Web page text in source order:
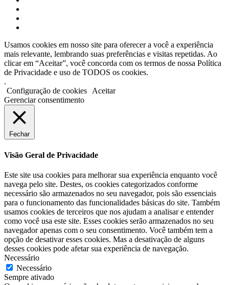
Usamos cookies em nosso site para oferecer a você a experiência
mais relevante, lembrando suas preferências e visitas repetidas. Ao
clicar em “Aceitar”, você concorda com os termos de nossa Política
de Privacidade e uso de TODOS os cookies.
.
Configuração de cookies
Aceitar
Gerenciar consentimento
Fechar
Visão Geral de Privacidade
Este site usa cookies para melhorar sua experiência enquanto você
navega pelo site. Destes, os cookies categorizados conforme
necessário são armazenados no seu navegador, pois são essenciais
para o funcionamento das funcionalidades básicas do site. Também
usamos cookies de terceiros que nos ajudam a analisar e entender
como você usa este site. Esses cookies serão armazenados no seu
navegador apenas com o seu consentimento. Você também tem a
opção de desativar esses cookies. Mas a desativação de alguns
desses cookies pode afetar sua experiência de navegação.
Necessário
Necessário
Sempre ativado